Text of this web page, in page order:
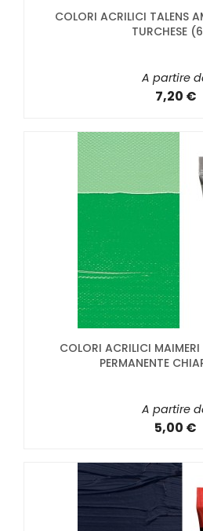
COLORI ACRILICI TALENS
TURCHESE
A partire
7,20 €
COLORI ACRILICI
PERMANENTE
A partire
5,00 €